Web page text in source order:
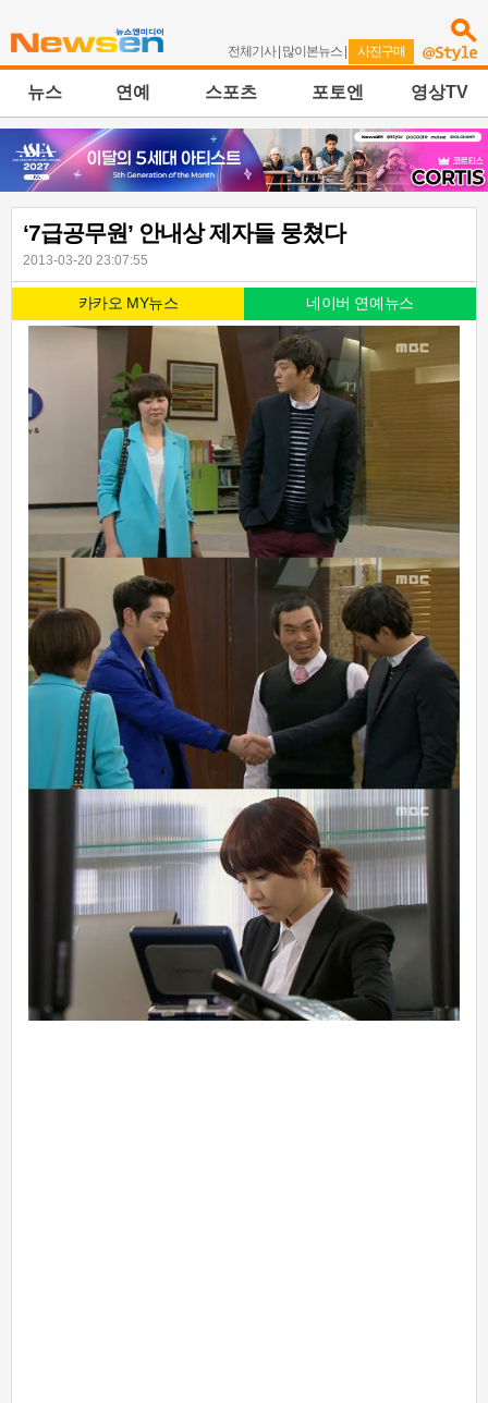
전체기사| 많이본뉴스 | 사진구매
뉴스 연예 스포츠 포토엔 영상TV
‘7급공무원’ 안내상 제자들 뭉쳤다
2013-03-20 23:07:55
카카오 MY뉴스 네이버 연예뉴스